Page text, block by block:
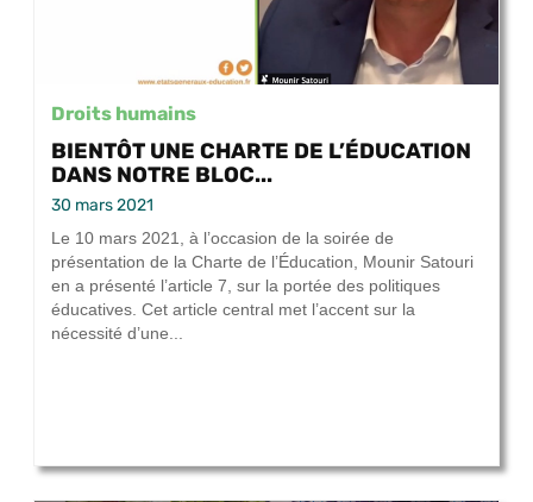
Droits humains
BIENTÔT UNE CHARTE DE L’ÉDUCATION
DANS NOTRE BLOC...
30 mars 2021
Le 10 mars 2021, à l’occasion de la soirée de
présentation de la Charte de l’Éducation, Mounir Satouri
en a présenté l’article 7, sur la portée des politiques
éducatives. Cet article central met l’accent sur la
nécessité d’une...